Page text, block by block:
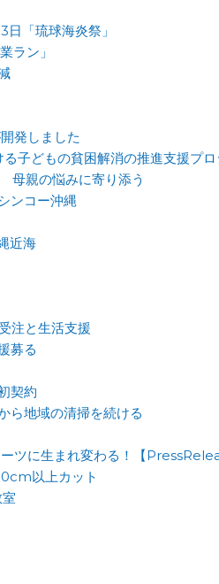
「琉球海炎祭」
ラン」
発しました
子どもの貧困解消の推進支援プロ
親の悩みに寄り添う
ンコー沖縄
近海
注と生活支援
募る
契約
ら地域の清掃を続ける
ツに生まれ変わる！【
以上カット